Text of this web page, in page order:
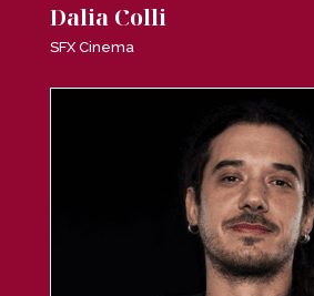
Dalia Colli
SFX Cinema